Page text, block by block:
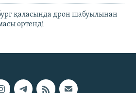
қаласында дрон шабуылынан
өртенді